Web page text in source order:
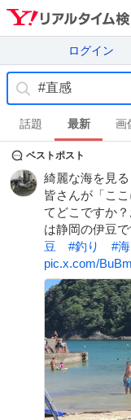
ログイン
話題 最新 画
ベストポスト
綺麗な海を見
皆さんが「こ
てどこですか
は静岡の伊豆
豆
#釣り #海
pic.x.com/